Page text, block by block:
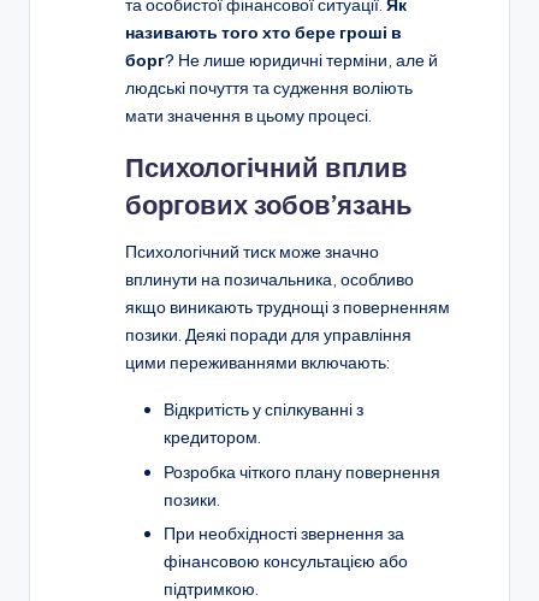
та особистої фінансової ситуації. Як
називають того хто бере гроші в
борг? Не лише юридичні терміни, але й
людські почуття та судження воліють
мати значення в цьому процесі.
Психологічний вплив
боргових зобов’язань
Психологічний тиск може значно
вплинути на позичальника, особливо
якщо виникають труднощі з поверненням
позики. Деякі поради для управління
цими переживаннями включають:
Відкритість у спілкуванні з
кредитором.
Розробка чіткого плану повернення
позики.
При необхідності звернення за
фінансовою консультацією або
підтримкою.